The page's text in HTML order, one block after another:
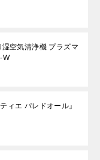
湿空気清浄機 プラズマ
W
ィエ パレドオール』